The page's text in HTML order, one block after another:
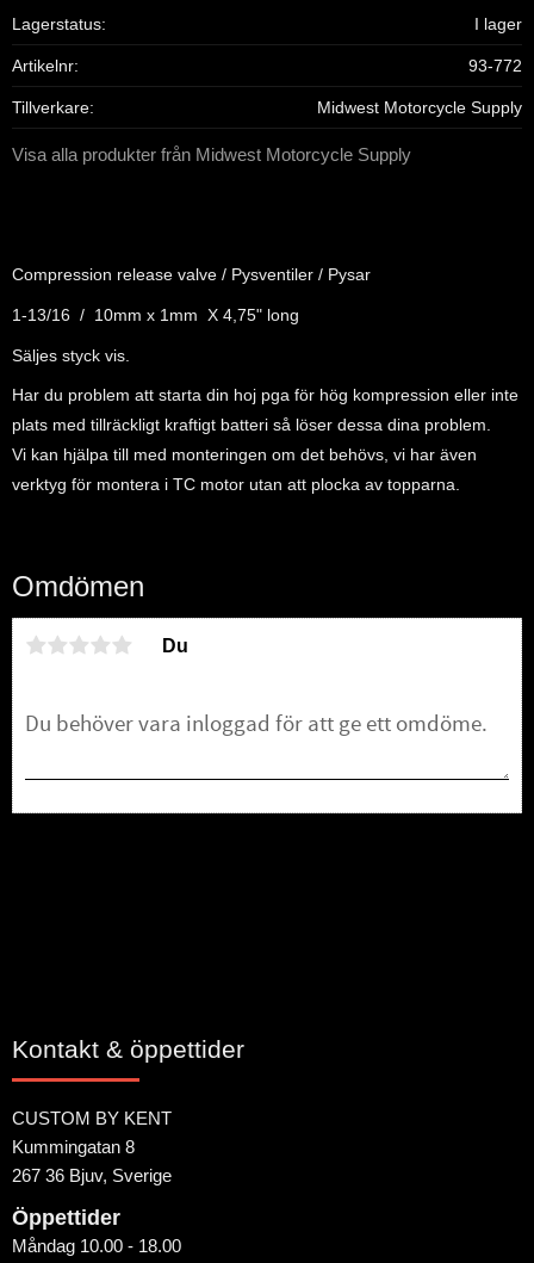
Lagerstatus I lager
Artikelnr 93-772
Tillverkare Midwest Motorcycle Supply
Visa alla produkter från Midwest Motorcycle Supply
Compression release valve / Pysventiler / Pysar
1-13/16 / 10mm x 1mm X 4,75" long
Säljes styck vis.
Har du problem att starta din hoj pga för hög kompression eller inte
plats med tillräckligt kraftigt batteri så löser dessa dina problem.
Vi kan hjälpa till med monteringen om det behövs, vi har även
verktyg för montera i TC motor utan att plocka av topparna.
Omdömen
Du
Kontakt & öppettider
CUSTOM BY KENT
Kummingatan 8
267 36 Bjuv, Sverige
Öppettider
Måndag 10.00 - 18.00